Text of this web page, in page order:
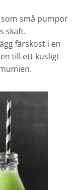
små pumpor
skaft.
färskost i en
till ett kusligt